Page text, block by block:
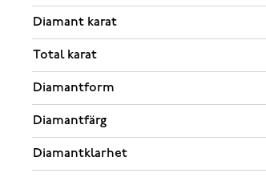
Diamant karat
Total karat
Diamantform
Diamantfärg
Diamantklarhet